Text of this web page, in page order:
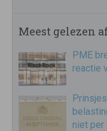
Meest gelezen
PME
reactie
niet per